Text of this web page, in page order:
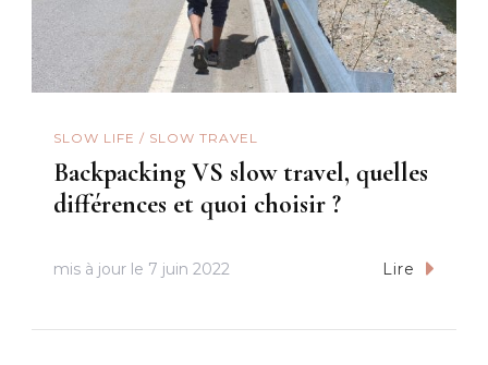
SLOW LIFE / SLOW TRAVEL
Backpacking VS slow travel, quelles
différences et quoi choisir ?
mis à jour le 7 juin 2022 Lire